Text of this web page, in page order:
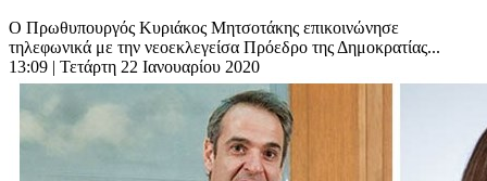
Ο Πρωθυπουργός Κυριάκος Μητσοτάκης επικοινώνησε
τηλεφωνικά με την νεοεκλεγείσα Πρόεδρο της Δημοκρατίας...
13:09 | Τετάρτη 22 Ιανουαρίου 2020